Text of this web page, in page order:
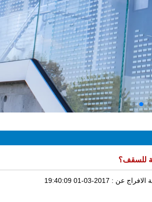
للسقف؟
الافراج عن : 2017-03-01 19:40:09